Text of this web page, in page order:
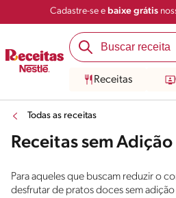
Cadastre-se e baixe grátis
Receitas
Todas as receitas
Receitas sem
Para aqueles que buscam reduzir o
desfrutar de pratos doces sem